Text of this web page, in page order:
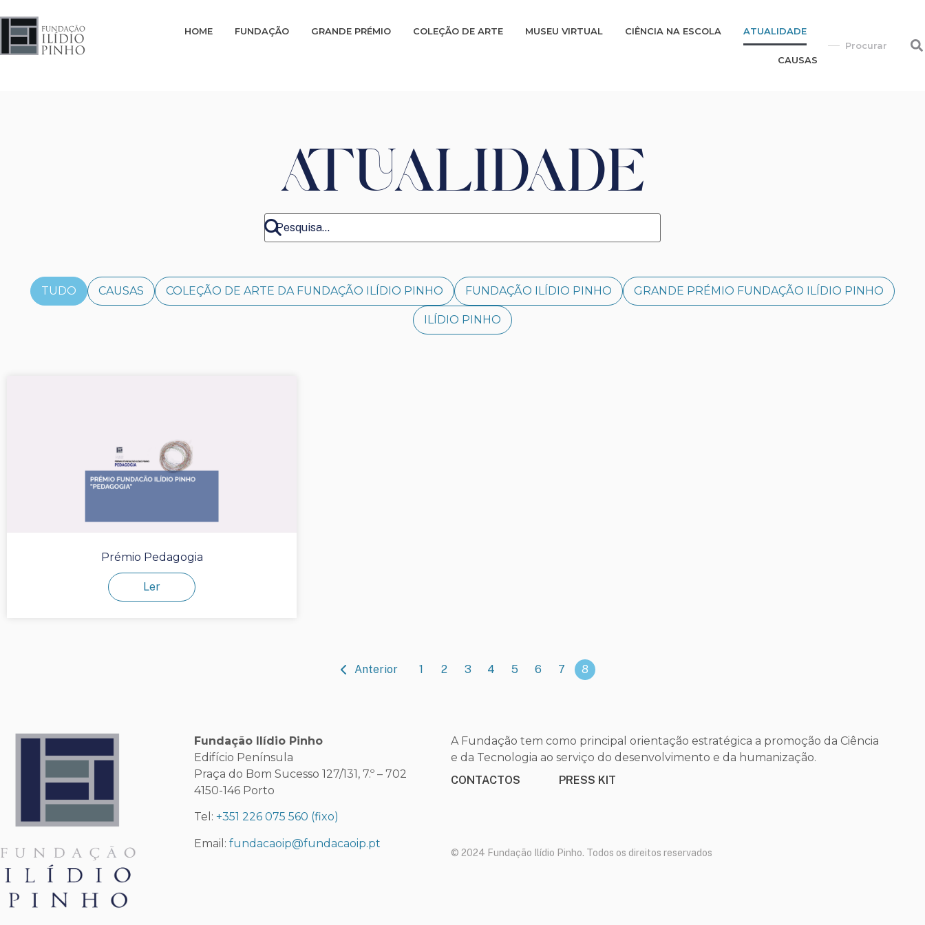
HOME FUNDAÇÃO GRANDE PRÉMIO COLEÇÃO DE ARTE MUSEU VIRTUAL CIÊNCIA NA ESCOLA ATUALIDADE
CAUSAS
ATUALIDADE
TUDO CAUSAS COLEÇÃO DE ARTE DA FUNDAÇÃO ILÍDIO PINHO FUNDAÇÃO ILÍDIO PINHO GRANDE PRÉMIO FUNDAÇÃO ILÍDIO PINHO
ILÍDIO PINHO
Prémio Pedagogia
Ler
Anterior 1 2 3 4 5 6 7 8
Fundação Ilídio Pinho
Edifício Península
Praça do Bom Sucesso 127/131, 7.º – 702
4150-146 Porto
Tel:+351 226 075 560 (fixo)
Email:fundacaoip@fundacaoip.pt
A Fundação tem como principal orientação estratégica a promoção da Ciência
e da Tecnologia ao serviço do desenvolvimento e da humanização.
CONTACTOS
PRESS KIT
© 2024 Fundação Ilídio Pinho. Todos os direitos reservados